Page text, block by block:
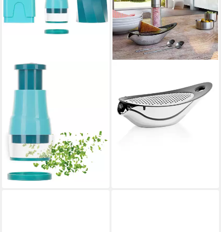
GENIUS
Edelstahl-Schüsseln, Set 19-
tlg.
Betriebsart
Edelstahl
Material Messer
34,99 € UVP109,90 €
lieferbar - in 4-5 Werktagen bei dir
manuell Betriebsart
ab 35,95 € 59,95 €
-40%